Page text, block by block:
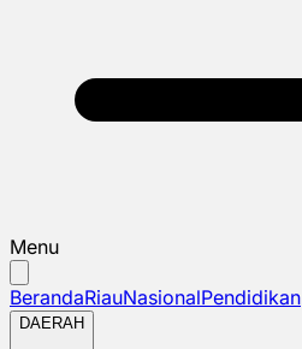
Menu
BerandaRiauNasionalPendidikan
DAERAH